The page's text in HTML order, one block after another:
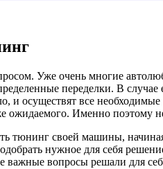
Уже очень многие
переделки. В случае
и осуществят все
Именно поэтому
тюнинг своей машины,
нужное для себя
важные вопросы решали для